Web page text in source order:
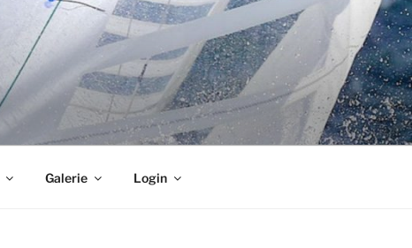
Galerie Login